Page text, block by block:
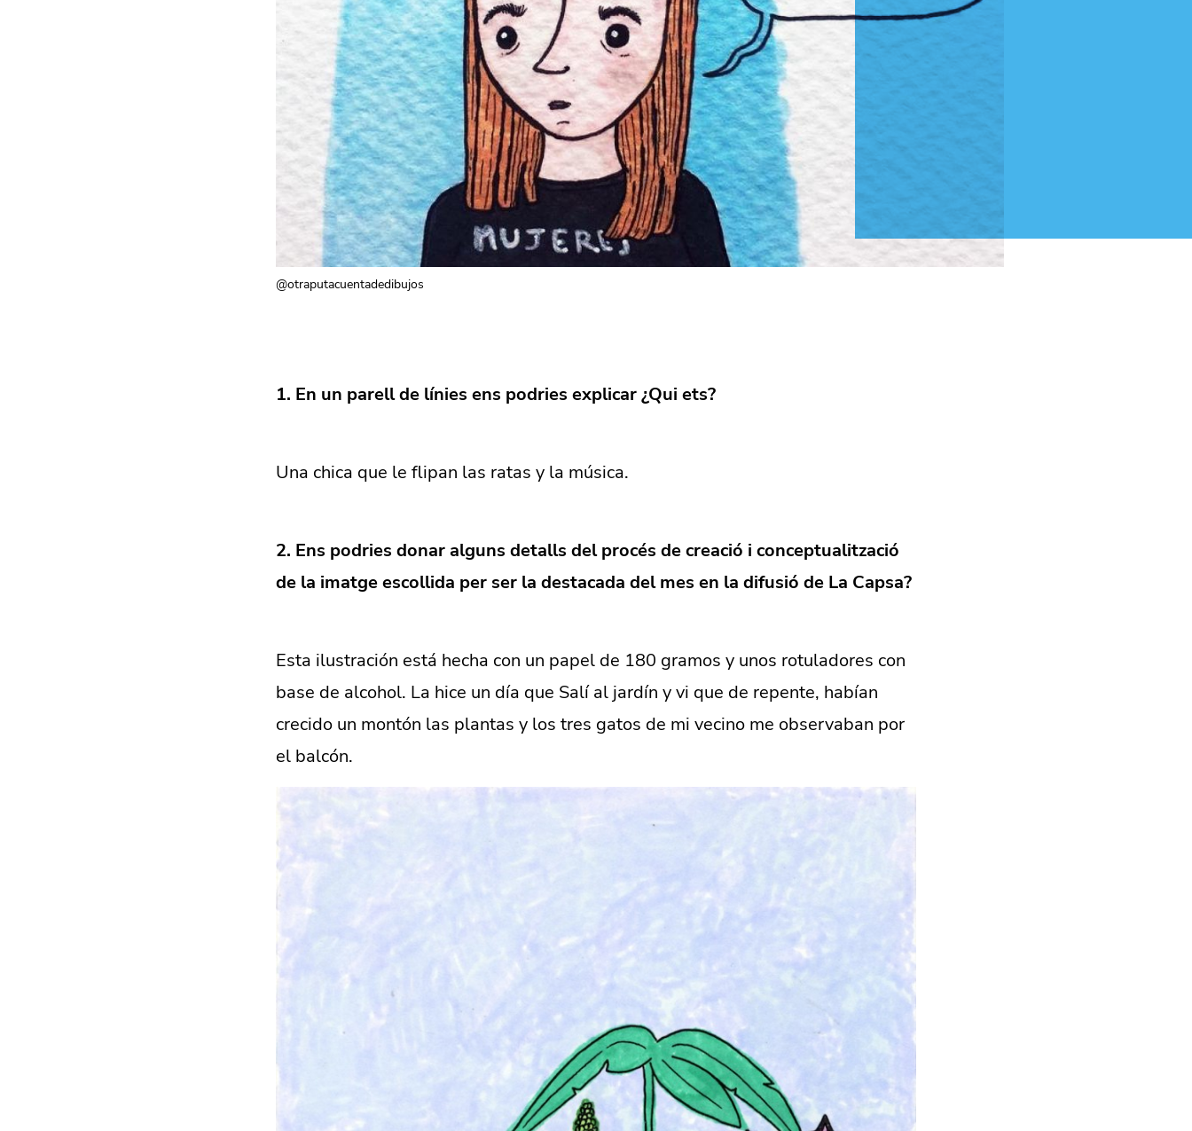
@otraputacuentadedibujos
1. En un parell de línies ens podries explicar ¿Qui ets?
Una chica que le flipan las ratas y la música.
2. Ens podries donar alguns detalls del procés de creació i conceptualització
de la imatge escollida per ser la destacada del mes en la difusió de La Capsa?
Esta ilustración está hecha con un papel de 180 gramos y unos rotuladores con
base de alcohol. La hice un día que Salí al jardín y vi que de repente, habían
crecido un montón las plantas y los tres gatos de mi vecino me observaban por
el balcón.